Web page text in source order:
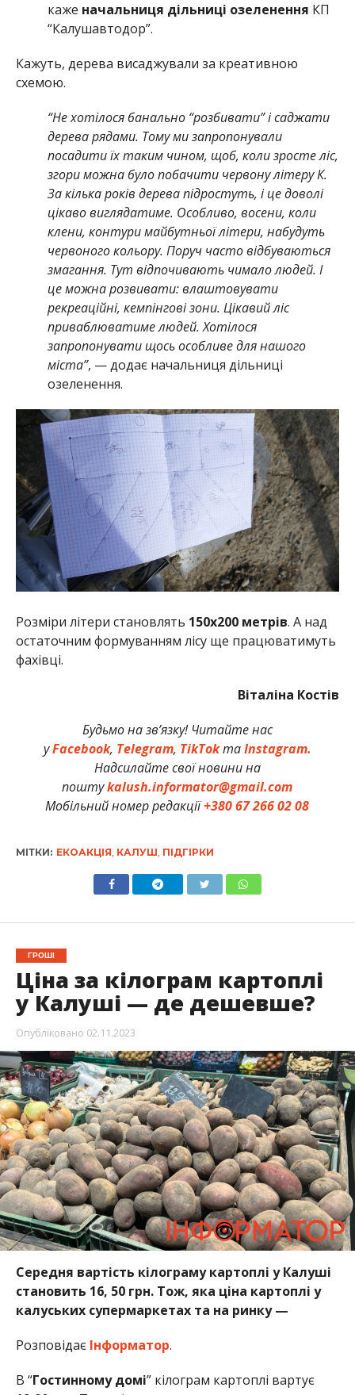
каже начальниця дільниці озеленення КП
“Калушавтодор”.
Кажуть, дерева висаджували за креативною
схемою.
“Не хотілося банально “розбивати” і саджати
дерева рядами. Тому ми запропонували
посадити їх таким чином, щоб, коли зросте ліс,
згори можна було побачити червону літеру К.
За кілька років дерева підростуть, і це доволі
цікаво виглядатиме. Особливо, восени, коли
клени, контури майбутньої літери, набудуть
червоного кольору. Поруч часто відбуваються
змагання. Тут відпочивають чимало людей. І
це можна розвивати: влаштовувати
рекреаційні, кемпінгові зони. Цікавий ліс
приваблюватиме людей. Хотілося
запропонувати щось особливе для нашого
міста”, — додає начальниця дільниці
озеленення.
Розміри літери становлять 150х200 метрів. А над
остаточним формуванням лісу ще працюватимуть
фахівці.
Віталіна Костів
Будьмо на зв’язку! Читайте нас
уFacebook, Telegram, TikTokтаInstagram.
Надсилайте свої новини на
поштуkalush.informator@gmail.com
Мобільний номер редакції+380 67 266 02 08
МІТКИ: ЕКОАКЦІЯ КАЛУШ ПІДГІРКИ
ГРОШІ
Ціна за кілограм картоплі
у Калуші — де дешевше?
Опубліковано 02.11.2023
Середня вартість кілограму картоплі у Калуші
становить 16, 50 грн. Тож, яка ціна картоплі у
калуських супермаркетах та на ринку —
Розповідає Інформатор.
В “Гостинному домі” кілограм картоплі вартує